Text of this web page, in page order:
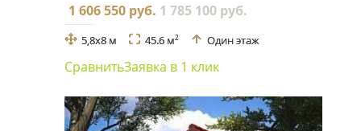
1 606 550 руб. 1 785 100 руб.
5,8x8 м 45.6 м2 Один этаж
СравнитьЗаявка в 1 клик